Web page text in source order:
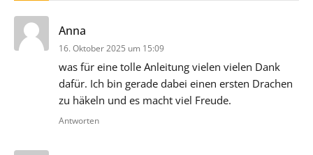
Anna
16. Oktober 2025 um 15:09
was für eine tolle Anleitung vielen vielen Dank
dafür. Ich bin gerade dabei einen ersten Drachen
zu häkeln und es macht viel Freude.
Antworten